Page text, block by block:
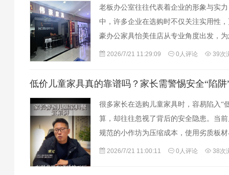
老板办公室往往代表着企业的形象与实
中，许多企业在选购时不仅关注实用性
豪办公家具怡美佳店从专业角度出发，
材质的选择。营造大气感，材质是基础
2026/7/21 11:29:09 0人评论 39次
低价儿童家具真的靠谱吗？家长需警惕安全“陷阱
很多家长在选购儿童家具时，容易陷入“
算，却往往忽视了背后的安全隐患。当
规范的小作坊为压缩成本，使用劣质板
成本的低价家具，再打着“高性价比”的
2026/7/21 11:00:11 0人评论 38次